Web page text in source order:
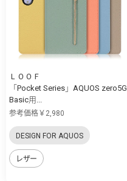
ＬＯＯＦ
「Pocket Series」AQUOS zero5G
Basic用...
参考価格￥2,980
DESIGN FOR AQUOS
レザー